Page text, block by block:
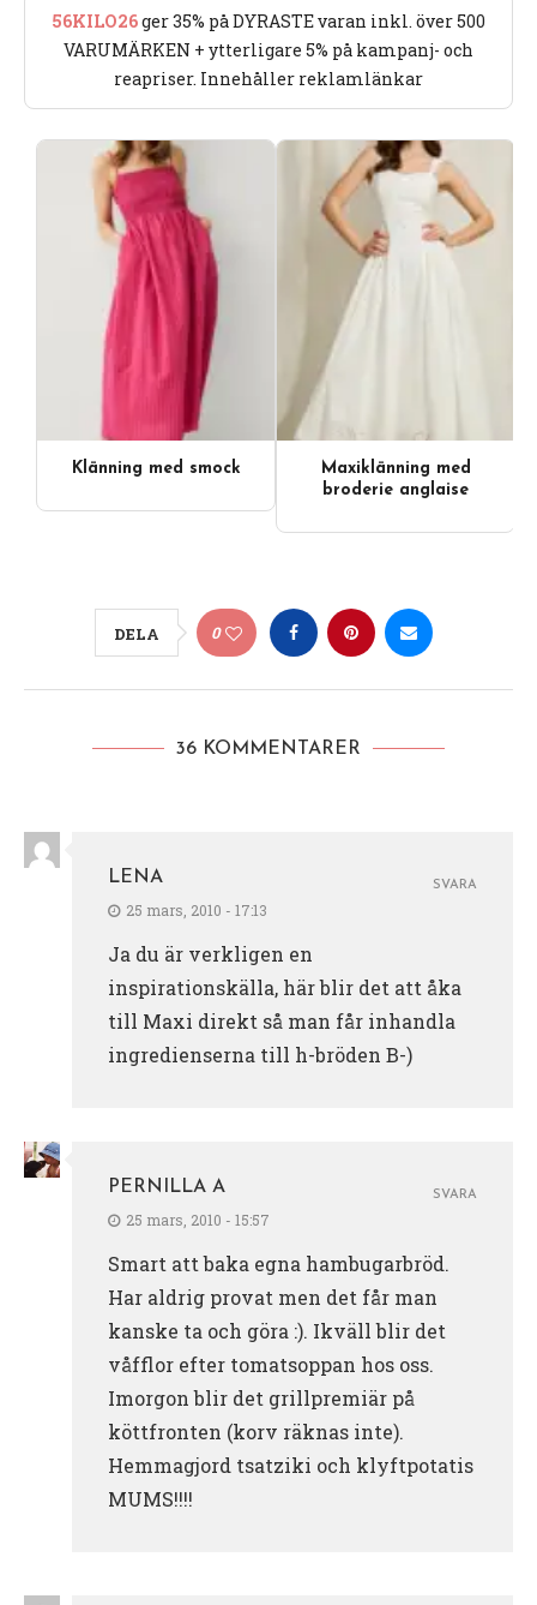
56KILO26ger 35% på DYRASTE varan inkl. över 500
VARUMÄRKEN + ytterligare 5% på kampanj- och
reapriser. Innehåller reklamlänkar
Klänning med smock
Maxiklänning med
broderie anglaise
DELA 0
36 KOMMENTARER
LENA
25 mars, 2010 - 17:13
Ja du är verkligen en
inspirationskälla, här blir det att åka
till Maxi direkt så man får inhandla
ingredienserna till h-bröden B-)
SVARA
PERNILLA A
25 mars, 2010 - 15:57
Smart att baka egna hambugarbröd.
Har aldrig provat men det får man
kanske ta och göra :). Ikväll blir det
våfflor efter tomatsoppan hos oss.
Imorgon blir det grillpremiär på
köttfronten (korv räknas inte).
Hemmagjord tsatziki och klyftpotatis
MUMS!!!!
SVARA